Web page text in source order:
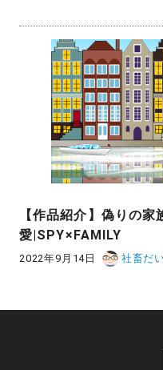
【作品紹介】偽りの
愛|SPY×FAMILY
2022年9月14日 社畜だ